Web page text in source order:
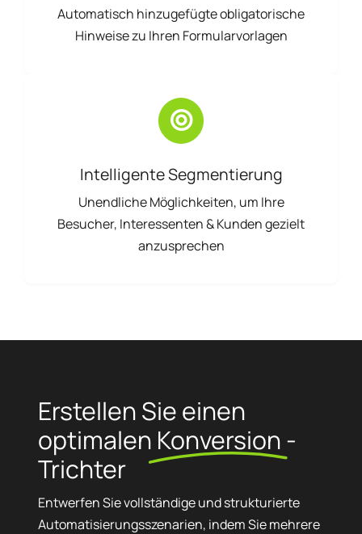
Automatisch hinzugefügte obligatorische
Hinweise zu Ihren Formularvorlagen
Intelligente Segmentierung
Unendliche Möglichkeiten, um Ihre
Besucher, Interessenten & Kunden gezielt
anzusprechen
Erstellen Sie einen
optimalen Konversion-
Trichter
Entwerfen Sie vollständige und strukturierte
Automatisierungsszenarien, indem Sie mehrere